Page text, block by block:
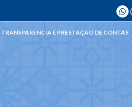
TRANSPARÊNCIA E PRESTAÇÃO DE CONTAS